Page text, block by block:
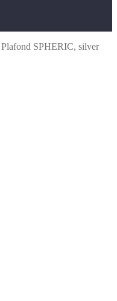
Plafond SPHERIC, silver